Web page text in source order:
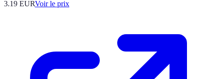
3.19 EURVoir le prix